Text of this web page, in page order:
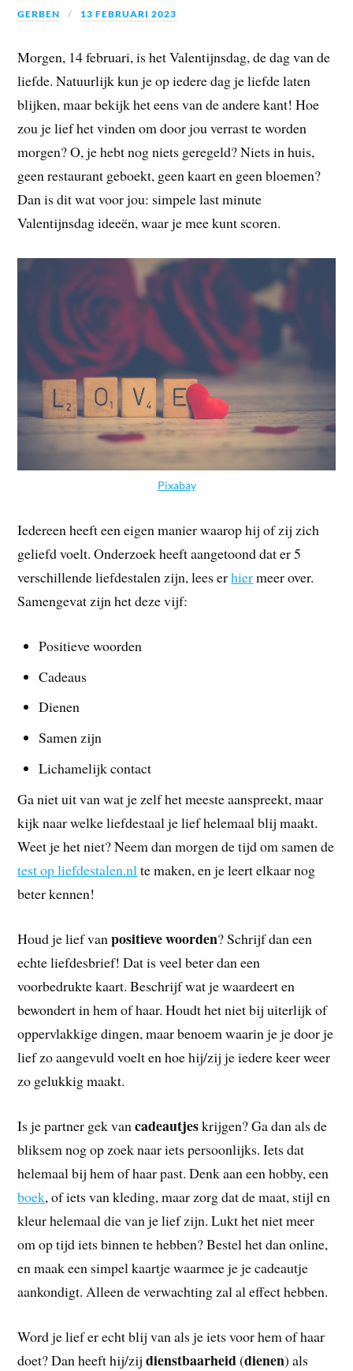
GERBEN 13 FEBRUARI 2023
Morgen, 14 februari, is het Valentijnsdag, de dag van de
liefde. Natuurlijk kun je op iedere dag je liefde laten
blijken, maar bekijk het eens van de andere kant! Hoe
zou je lief het vinden om door jou verrast te worden
morgen? O, je hebt nog niets geregeld? Niets in huis,
geen restaurant geboekt, geen kaart en geen bloemen?
Dan is dit wat voor jou: simpele last minute
Valentijnsdag ideeën, waar je mee kunt scoren.
Pixabay
Iedereen heeft een eigen manier waarop hij of zij zich
geliefd voelt. Onderzoek heeft aangetoond dat er 5
verschillende liefdestalen zijn, lees erhiermeer over.
Samengevat zijn het deze vijf:
Positieve woorden
Cadeaus
Dienen
Samen zijn
Lichamelijk contact
Ga niet uit van wat je zelf het meeste aanspreekt, maar
kijk naar welke liefdestaal je lief helemaal blij maakt.
Weet je het niet? Neem dan morgen de tijd om samen de
test op liefdestalen.nlte maken, en je leert elkaar nog
beter kennen!
Houd je lief vanpositieve woorden? Schrijf dan een
echte liefdesbrief! Dat is veel beter dan een
voorbedrukte kaart. Beschrijf wat je waardeert en
bewondert in hem of haar. Houdt het niet bij uiterlijk of
oppervlakkige dingen, maar benoem waarin je je door je
lief zo aangevuld voelt en hoe hij/zij je iedere keer weer
zo gelukkig maakt.
Is je partner gek vancadeautjeskrijgen? Ga dan als de
bliksem nog op zoek naar iets persoonlijks. Iets dat
helemaal bij hem of haar past. Denk aan een hobby, een
boek, of iets van kleding, maar zorg dat de maat, stijl en
kleur helemaal die van je lief zijn. Lukt het niet meer
om op tijd iets binnen te hebben? Bestel het dan online,
en maak een simpel kaartje waarmee je je cadeautje
aankondigt. Alleen de verwachting zal al effect hebben.
Word je lief er echt blij van als je iets voor hem of haar
doet? Dan heeft hij/zijdienstbaarheid(dienen) als